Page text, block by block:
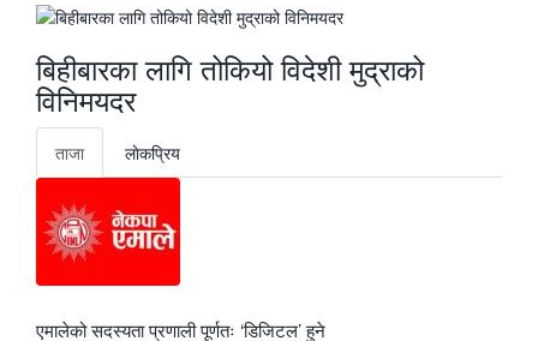
बिहीबारका लागि तोकियो विदेशी मुद्राको
विनिमयदर
ताजा लाेकप्रिय
एमालेको सदस्यता प्रणाली पूर्णतः ‘डिजिटल’ हुने